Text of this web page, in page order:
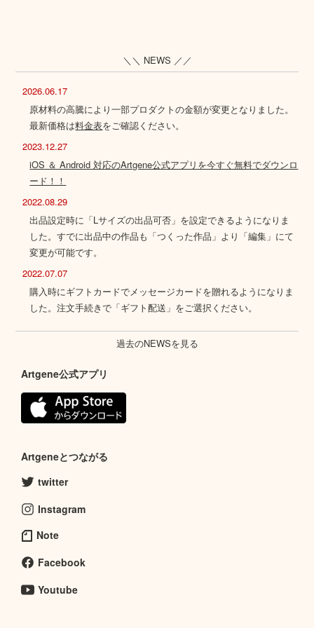
＼＼ NEWS ／／
2026.06.17
原材料の高騰により一部プロダクトの金額が変更となりました。
最新価格は料金表をご確認ください。
2023.12.27
iOS ＆ Android 対応のArtgene公式アプリを今すぐ無料でダウンロ
ード！！
2022.08.29
出品設定時に「Lサイズの出品可否」を設定できるようになりま
した。すでに出品中の作品も「つくった作品」より「編集」にて
変更が可能です。
2022.07.07
購入時にギフトカードでメッセージカードを贈れるようになりま
した。注文手続きで「ギフト配送」をご選択ください。
過去のNEWSを見る
Artgene公式アプリ
Artgeneとつながる
twitter
Instagram
Note
Facebook
Youtube